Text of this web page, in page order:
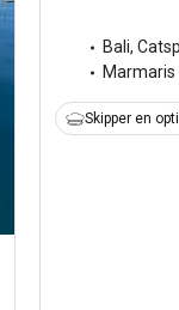
Bali,
Marmaris
Skipper en